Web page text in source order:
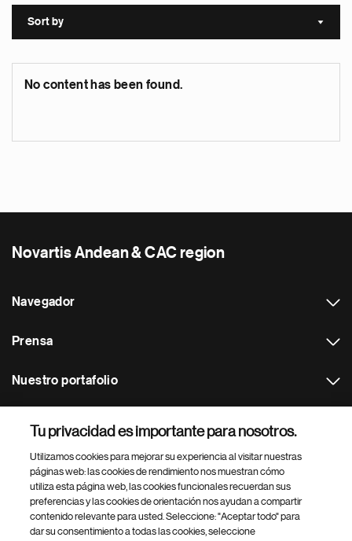
Sort by Sort
No content has been found.
Novartis Andean & CAC region
Navegador
Prensa
Nuestro portafolio
Footer Site Search
Tu privacidad es importante para nosotros.
Utilizamos cookies para mejorar su experiencia al visitar nuestras
páginas web: las cookies de rendimiento nos muestran cómo
utiliza esta página web, las cookies funcionales recuerdan sus
preferencias y las cookies de orientación nos ayudan a compartir
contenido relevante para usted. Seleccione: "Aceptar todo" para
dar su consentimiento a todas las cookies, seleccione